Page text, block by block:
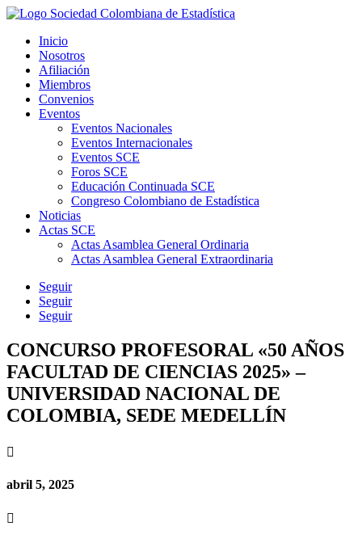
Inicio
Nosotros
Afiliación
Miembros
Convenios
Eventos
Eventos Nacionales
Eventos Internacionales
Eventos SCE
Foros SCE
Educación Continuada SCE
Congreso Colombiano de Estadística
Noticias
Actas SCE
Actas Asamblea General Ordinaria
Actas Asamblea General Extraordinaria
Seguir
Seguir
Seguir
CONCURSO PROFESORAL «50 AÑOS
FACULTAD DE CIENCIAS 2025» –
UNIVERSIDAD NACIONAL DE
COLOMBIA, SEDE MEDELLÍN

abril 5, 2025
